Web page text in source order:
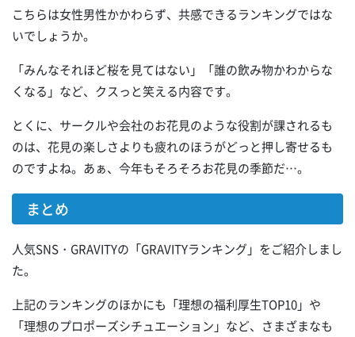
こちらは女性男性かかわらず、共感できるランキングではな
いでしょうか。
「みんなそれほど桜を見てはない」「誰の飲み物かわからな
くなる」など、クスっと笑える内容です。
とくに、サークルや会社のお花見のような役割が課されるも
のは、花見の楽しさよりも疲れのほうがどっと押し寄せるも
のですよね。あぁ、今年もそろそろお花見の季節だ…。
まとめ
人気SNS・GRAVITYの「GRAVITYランキング」をご紹介しまし
た。
上記のランキングのほかにも「理想の福利厚生TOP10」や
「理想のプロポーズシチュエーション」など、さまざまなも